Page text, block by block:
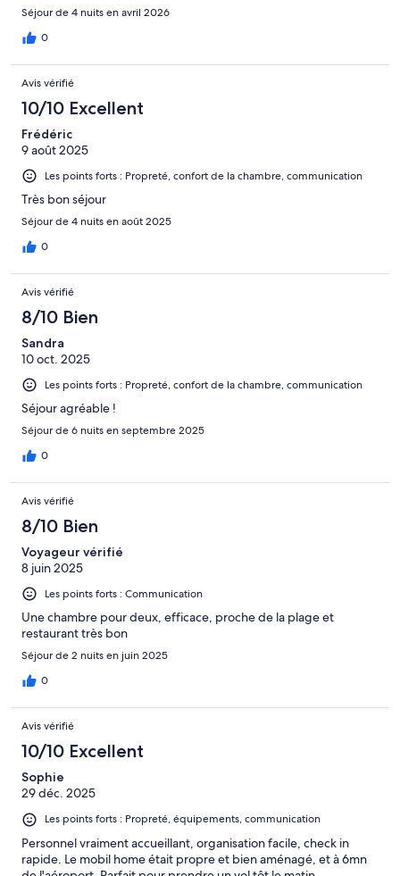
Séjour de 4 nuits en avril 2026
0
Avis vérifié
10/10 Excellent
Frédéric
9 août 2025
Les points forts : Propreté, confort de la chambre, communication
Très bon séjour
Séjour de 4 nuits en août 2025
0
Avis vérifié
8/10 Bien
Sandra
10 oct. 2025
Les points forts : Propreté, confort de la chambre, communication
Séjour agréable !
Séjour de 6 nuits en septembre 2025
0
Avis vérifié
8/10 Bien
Voyageur vérifié
8 juin 2025
Les points forts : Communication
Une chambre pour deux, efficace, proche de la plage et
restaurant très bon
Séjour de 2 nuits en juin 2025
0
Avis vérifié
10/10 Excellent
Sophie
29 déc. 2025
Les points forts : Propreté, équipements, communication
Personnel vraiment accueillant, organisation facile, check in
rapide. Le mobil home était propre et bien aménagé, et à 6mn